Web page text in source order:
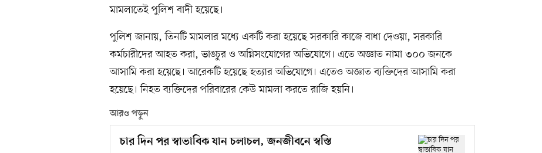
মামলাতেই পুলিশ বাদী হয়েছে।
পুলিশ জানায়, তিনটি মামলার মধ্যে একটি করা হয়েছে সরকারি কাজে বাধা দেওয়া, সরকারি
কর্মচারীদের আহত করা, ভাঙচুর ও অগ্নিসংযোগের অভিযোগে। এতে অজ্ঞাত নামা ৩০০ জনকে
আসামি করা হয়েছে। আরেকটি হয়েছে হত্যার অভিযোগে। এতেও অজ্ঞাত ব্যক্তিদের আসামি করা
হয়েছে। নিহত ব্যক্তিদের পরিবারের কেউ মামলা করতে রাজি হয়নি।
আরও পড়ুন
চার দিন পর স্বাভাবিক যান চলাচল, জনজীবনে স্বস্তি